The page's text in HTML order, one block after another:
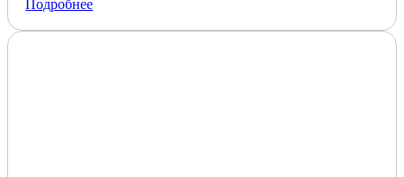
Подробнее